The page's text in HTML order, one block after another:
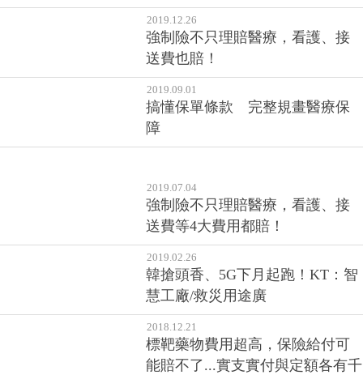
2019.12.26
強制險不只理賠醫療，看護、接
送費也賠！
2019.09.01
搞懂保單條款 完整規畫醫療保
障
2019.07.04
強制險不只理賠醫療，看護、接
送費等4大費用都賠！
2019.02.26
韓搶頭香、5G下月起跑！KT：智
慧工廠/救災用途廣
2018.12.21
標靶藥物費用超高，保險給付可
能賠不了...實支實付與定額各有千